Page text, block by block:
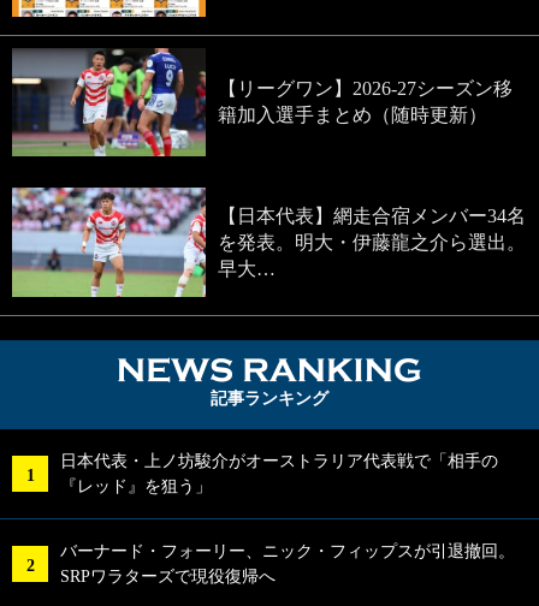
【リーグワン】2026-27シーズン移
籍加入選手まとめ（随時更新）
【日本代表】網走合宿メンバー34名
を発表。明大・伊藤龍之介ら選出。
早大…
記事ランキング
日本代表・上ノ坊駿介がオーストラリア代表戦で「相手の
『レッド』を狙う」
バーナード・フォーリー、ニック・フィップスが引退撤回。
SRPワラターズで現役復帰へ